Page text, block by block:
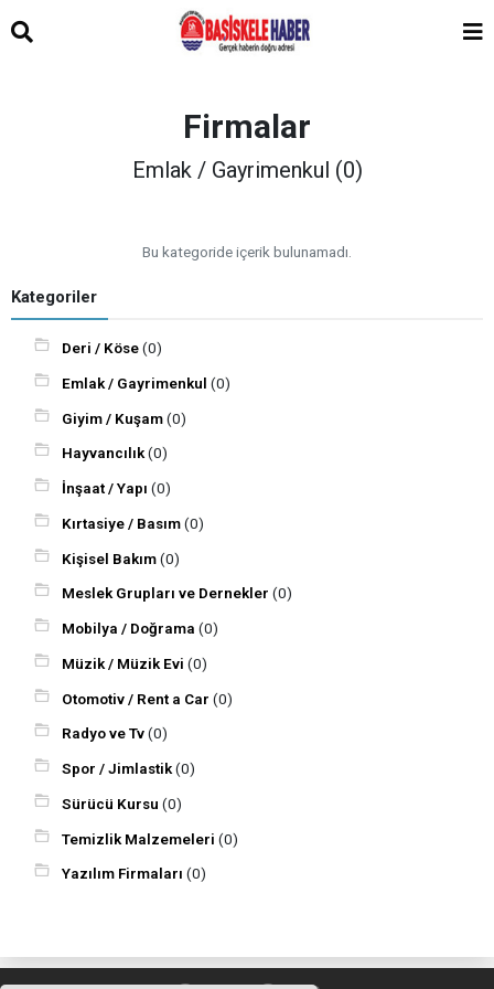
Firmalar
Emlak / Gayrimenkul (0)
Bu kategoride içerik bulunamadı.
Kategoriler
Deri / Köse(0)
Emlak / Gayrimenkul(0)
Giyim / Kuşam(0)
Hayvancılık(0)
İnşaat / Yapı(0)
Kırtasiye / Basım(0)
Kişisel Bakım(0)
Meslek Grupları ve Dernekler(0)
Mobilya / Doğrama(0)
Müzik / Müzik Evi(0)
Otomotiv / Rent a Car(0)
Radyo ve Tv(0)
Spor / Jimlastik(0)
Sürücü Kursu(0)
Temizlik Malzemeleri(0)
Yazılım Firmaları(0)